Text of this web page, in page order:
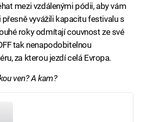
mezi vzdálenými pódii, aby vám
vyvážili kapacitu festivalu s
roky odmítají couvnost ze své
tak nenapodobitelnou
za kterou jezdí celá Evropa.
ven? A kam?